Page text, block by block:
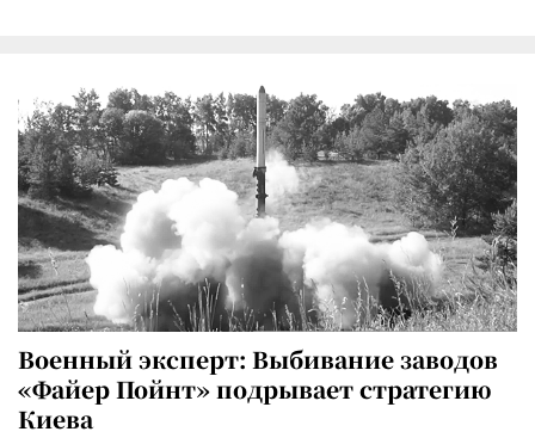
Военный эксперт: Выбивание заводов
«Файер Пойнт» подрывает стратегию
Киева